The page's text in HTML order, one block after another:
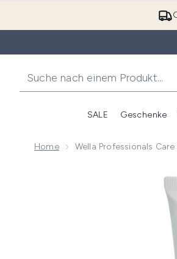
SALE Geschenke
Home Wella Professionals
Now showing image 1 Wella